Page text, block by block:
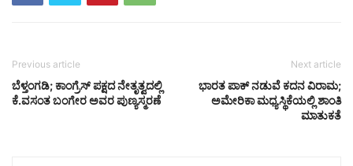
Previous article
ಬೆಳ್ತಂಗಡಿ; ಕಾಂಗ್ರೆಸ್ ಪಕ್ಷದ ನೇತೃತ್ವದಲ್ಲಿ
ಕೆ.ವಸಂತ ಬಂಗೇರ ಅವರ ಪುಣ್ಯಸ್ಮರಣೆ
Next article
ಭಾರತ ಪಾಕ್ ನಡುವೆ ಕದನ ವಿರಾಮ;
ಅಮೇರಿಕಾ ಮಧ್ಯಸ್ಥಿಕೆಯಲ್ಲಿ ಶಾಂತಿ
ಮಾತುಕತೆ